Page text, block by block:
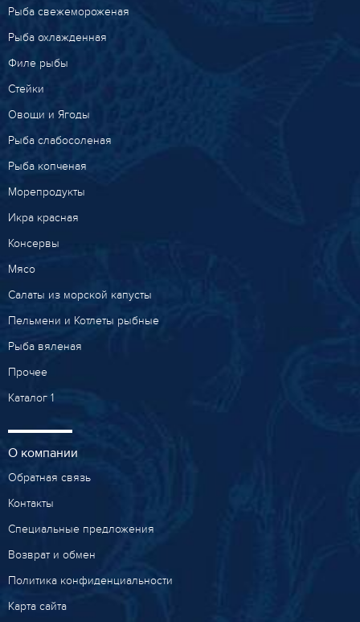
Рыба свежемороженая
Рыба охлажденная
Филе рыбы
Стейки
Овощи и Ягоды
Рыба слабосоленая
Рыба копченая
Морепродукты
Икра красная
Консервы
Мясо
Салаты из морской капусты
Пельмени и Котлеты рыбные
Рыба вяленая
Прочее
Каталог 1
О компании
Обратная связь
Контакты
Специальные предложения
Возврат и обмен
Политика конфиденциальности
Карта сайта